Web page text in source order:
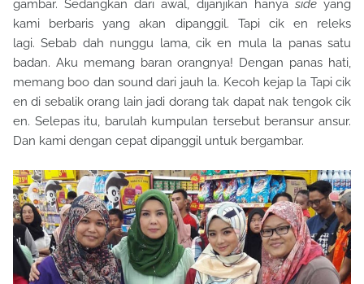
gambar. Sedangkan dari awal, dijanjikan hanya sideyang
kami berbaris yang akan dipanggil. Tapi cik en releks
lagi. Sebab dah nunggu lama, cik en mula la panas satu
badan. Aku memang baran orangnya! Dengan panas hati,
memang boo dan sound dari jauh la. Kecoh kejap la Tapi cik
en di sebalik orang lain jadi dorang tak dapat nak tengok cik
en. Selepas itu, barulah kumpulan tersebut beransur ansur.
Dan kami dengan cepat dipanggil untuk bergambar.